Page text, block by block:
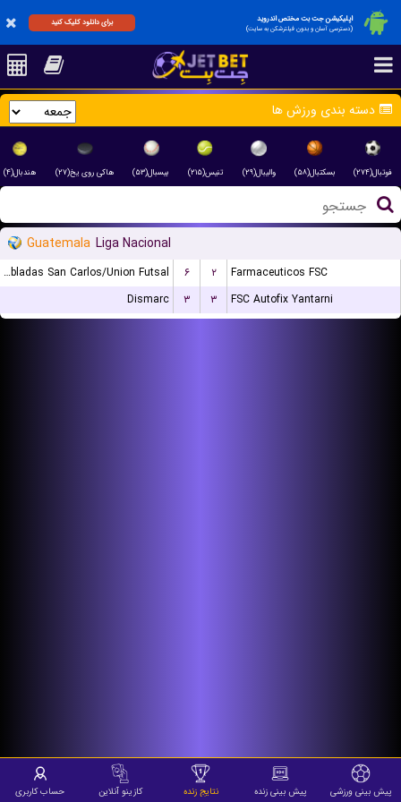
اپلیکیشن جت بت مختص اندروید
(دسترسی آسان و بدون فیلترشکن به سایت)
برای دانلود کلیک کنید
دسته بندی ورزش ها
فوتبال(۲۷۴) بسکتبال(۵۸) والیبال(۲۹) تنیس(۲۱۵) بیسبال(۵۳) هاکی روی یخ(۲۷) هندبال(۴)
Guatemala Liga Nacional
Dobladas San Carlos/Union Futsal ۶ ۲
Farmaceuticos FSC
Dismarc
۳ ۳ FSC Autofix Yantarni
پیش بینی ورزشی پیش بینی زنده نتایج زنده کازینو آنلاین حساب کاربری